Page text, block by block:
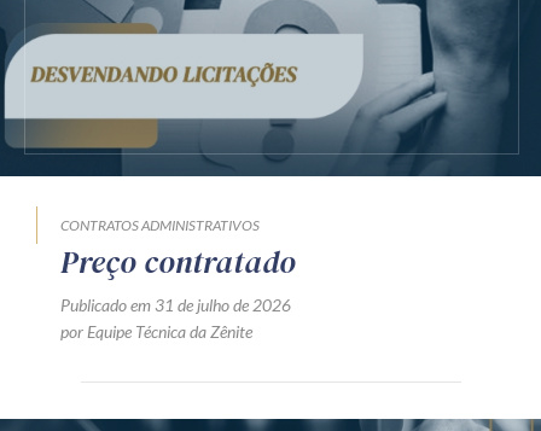
CONTRATOS ADMINISTRATIVOS
Preço contratado
Publicado em 31 de julho de 2026
por Equipe Técnica da Zênite